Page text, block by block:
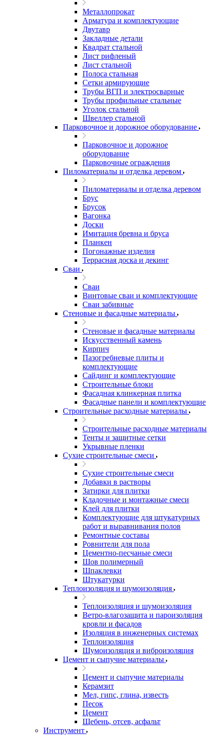
Металлопрокат
Арматура и комплектующие
Двутавр
Закладные детали
Квадрат стальной
Лист рифленый
Лист стальной
Полоса стальная
Сетки армирующие
Трубы ВГП и электросварные
Трубы профильные стальные
Уголок стальной
Швеллер стальной
Парковочное и дорожное оборудование
Парковочное и дорожное
оборудование
Парковочные ограждения
Пиломатериалы и отделка деревом
Пиломатериалы и отделка деревом
Брус
Брусок
Вагонка
Доски
Имитация бревна и бруса
Планкен
Погонажные изделия
Террасная доска и декинг
Сваи
Сваи
Винтовые сваи и комплектующие
Сваи забивные
Стеновые и фасадные материалы
Стеновые и фасадные материалы
Искусственный камень
Кирпич
Пазогребневые плиты и
комплектующие
Сайдинг и комплектующие
Строительные блоки
Фасадная клинкерная плитка
Фасадные панели и комплектующие
Строительные расходные материалы
Строительные расходные материалы
Тенты и защитные сетки
Укрывные пленки
Сухие строительные смеси
Сухие строительные смеси
Добавки в растворы
Затирки для плитки
Кладочные и монтажные смеси
Клей для плитки
Комплектующие для штукатурных
работ и выравнивания полов
Ремонтные составы
Ровнители для пола
Цементно-песчаные смеси
Шов полимерный
Шпаклевки
Штукатурки
Теплоизоляция и шумоизоляция
Теплоизоляция и шумоизоляция
Ветро-влагозащита и пароизоляция
кровли и фасадов
Изоляция в инженерных системах
Теплоизоляция
Шумоизоляция и виброизоляция
Цемент и сыпучие материалы
Цемент и сыпучие материалы
Керамзит
Мел, гипс, глина, известь
Песок
Цемент
Щебень, отсев, асфальт
Инструмент